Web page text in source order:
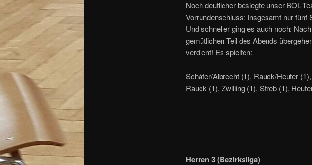
Noch deutlicher besiegte unser BOL-
Vorrundenschluss: Insgesamt nur fünf
Und schneller ging es auch noch:
gemütlichen Teil des Abends
verdient! Es spielten:
Schäfer/Albrecht (1), Rauck/Heuter
Rauck (1), Zwilling (1), Streb (1),
Herren 3 (Bezirksliga)